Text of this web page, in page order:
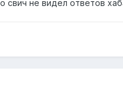
свич не видел ответов